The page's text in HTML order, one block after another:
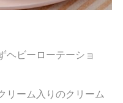
ヘビーローテーショ
リーム入りのクリーム